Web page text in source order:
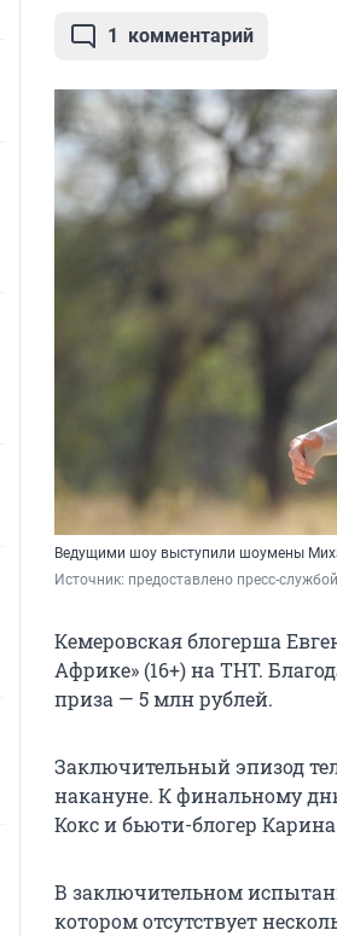
1 комментарий
Ведущими шоу выступили шоумены
Источник: предоставлено пресс-
Кемеровская блогерша
Африке» (16+) на ТНТ.
приза — 5 млн рублей.
Заключительный эпизод
накануне. К финальному
Кокс и бьюти-блогер
В заключительном
котором отсутствует